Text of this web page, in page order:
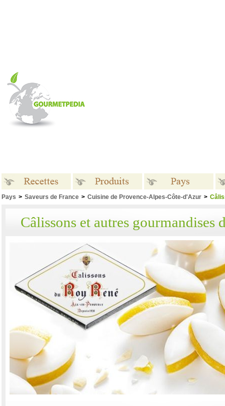
Pays > Saveurs de France > Cuisine de Provence-Alpes-Côte-d'Azur >
Câlissons et autres gourmandises